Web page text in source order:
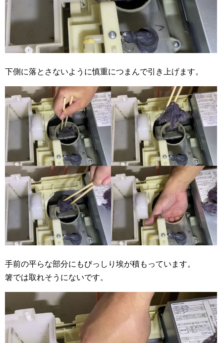
下側に落とさないように慎重につまんで引き上げます。
手前の平らな部分にもびっしり埃が積もっています。
箸では取れそうにないです。